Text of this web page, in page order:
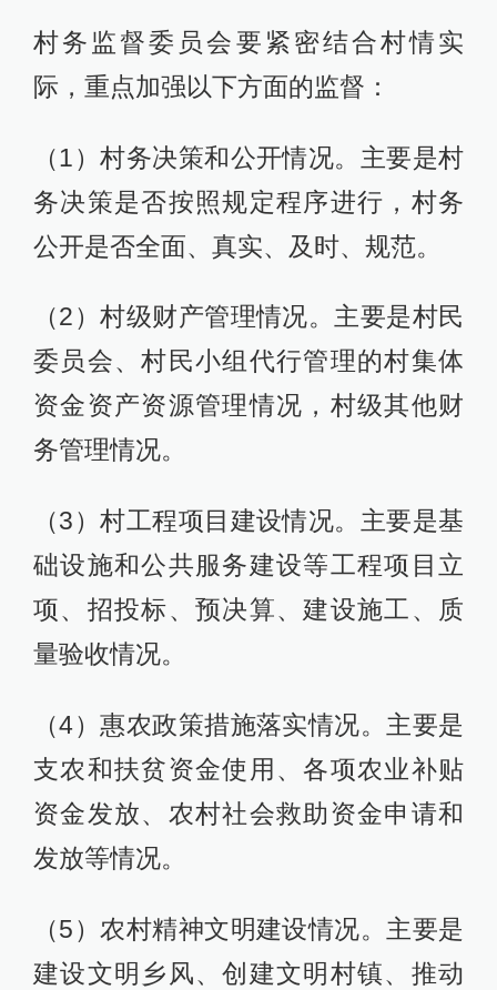
村务监督委员会要紧密结合村情实
际，重点加强以下方面的监督：
（1）村务决策和公开情况。主要是村
务决策是否按照规定程序进行，村务
公开是否全面、真实、及时、规范。
（2）村级财产管理情况。主要是村民
委员会、村民小组代行管理的村集体
资金资产资源管理情况，村级其他财
务管理情况。
（3）村工程项目建设情况。主要是基
础设施和公共服务建设等工程项目立
项、招投标、预决算、建设施工、质
量验收情况。
（4）惠农政策措施落实情况。主要是
支农和扶贫资金使用、各项农业补贴
资金发放、农村社会救助资金申请和
发放等情况。
（5）农村精神文明建设情况。主要是
建设文明乡风、创建文明村镇、推动